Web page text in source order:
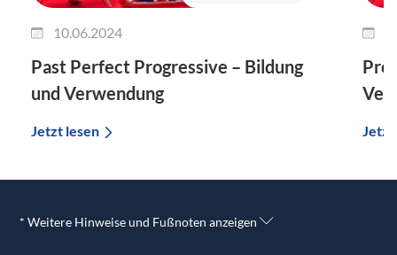
10.06.2024
Past Perfect Progressive – Bildung
und Verwendung
Jetzt lesen
* Weitere Hinweise und Fußnoten anzeigen